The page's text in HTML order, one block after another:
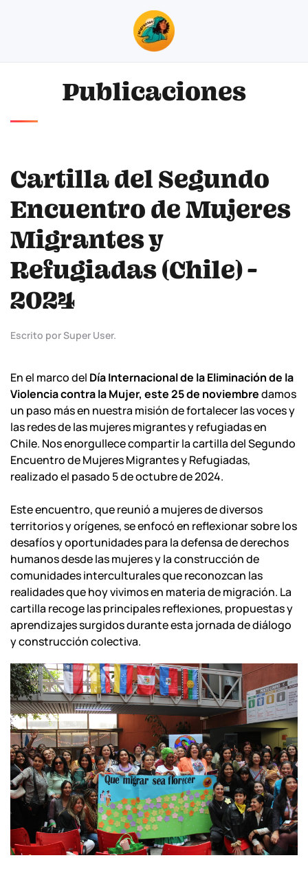
Skip to main content
Publicaciones
Cartilla del Segundo
Encuentro de Mujeres
Migrantes y
Refugiadas (Chile) -
2024
Escrito por Super User.
En el marco del Día Internacional de la Eliminación de la
Violencia contra la Mujer, este 25 de noviembredamos
un paso más en nuestra misión de fortalecer las voces y
las redes de las mujeres migrantes y refugiadas en
Chile. Nos enorgullece compartir la cartilla del Segundo
Encuentro de Mujeres Migrantes y Refugiadas,
realizado el pasado 5 de octubre de 2024.
Este encuentro, que reunió a mujeres de diversos
territorios y orígenes, se enfocó en reflexionar sobre los
desafíos y oportunidades para la defensa de derechos
humanos desde las mujeres y la construcción de
comunidades interculturales que reconozcan las
realidades que hoy vivimos en materia de migración. La
cartilla recoge las principales reflexiones, propuestas y
aprendizajes surgidos durante esta jornada de diálogo
y construcción colectiva.